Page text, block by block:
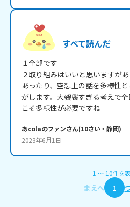
すべて読んだ
１全部です
２取り組みはいいと思いますが
あったり、空想上の話を多様性
がします。大袈裟すぎる考えで
こそ多様性が必要ですね
あcolaのファンさん(10さい・ 静岡)
2023年6月1日
1 〜 10件を
まえへ 1